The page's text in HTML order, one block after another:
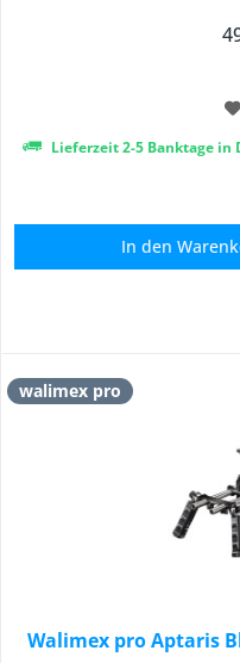
Lieferzeit 2-5 Banktage in
In den
walimex pro
Walimex pro Aptaris